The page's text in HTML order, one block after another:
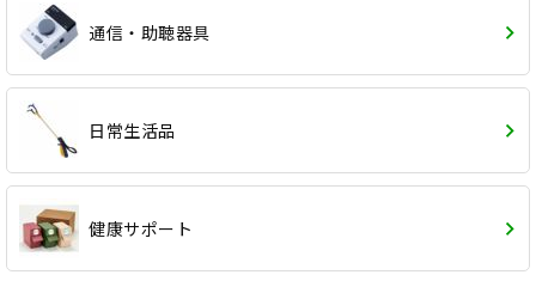
通信・助聴器具
日常生活品
健康サポート